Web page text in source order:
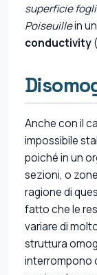
superficie
Poiseuillein
conductivity(
Anche con il
impossibile
poiché in un
sezioni, o
ragione di
fatto che le
variare di
struttura
interrompono